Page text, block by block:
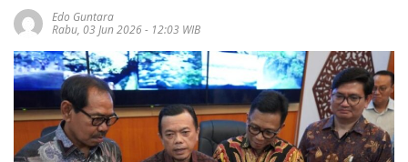
Edo Guntara
Rabu, 03 Jun 2026 - 12:03 WIB